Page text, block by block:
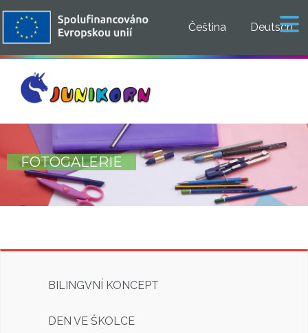
Čeština Deutsch
FOTOGALERIE
BILINGVNÍ KONCEPT
DEN VE ŠKOLCE